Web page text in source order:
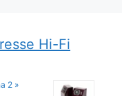
Hi-Fi
2 »